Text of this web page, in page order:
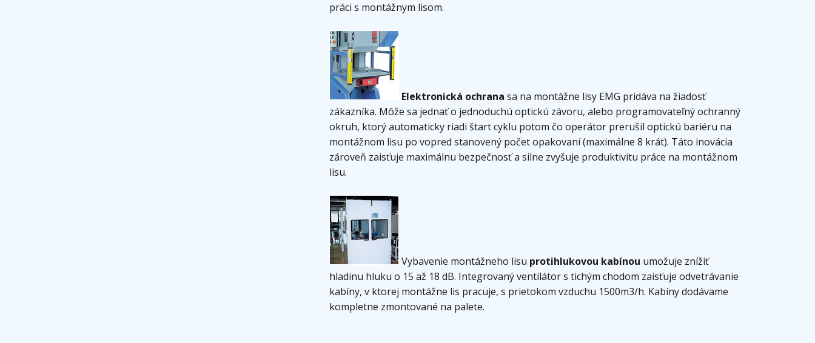
práci s montážnym lisom.
Elektronická ochrana sa na montážne lisy EMG pridáva na žiadosť
zákazníka. Môže sa jednať o jednoduchú optickú závoru, alebo programovateľný ochranný
okruh, ktorý automaticky riadi štart cyklu potom čo operátor prerušil optickú bariéru na
montážnom lisu po vopred stanovený počet opakovaní (maximálne 8 krát). Táto inovácia
zároveň zaisťuje maximálnu bezpečnosť a silne zvyšuje produktivitu práce na montážnom
lisu.
Vybavenie montážneho lisu protihlukovou kabínou umožuje znížiť
hladinu hluku o 15 až 18 dB. Integrovaný ventilátor s tichým chodom zaisťuje odvetrávanie
kabíny, v ktorej montážne lis pracuje, s prietokom vzduchu 1500m3/h. Kabíny dodávame
kompletne zmontované na palete.